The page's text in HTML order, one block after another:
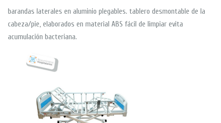
barandas laterales en aluminio plegables. tablero desmontable de la
cabeza/pie, elaborados en material ABS fácil de limpiar evita
acumulación bacteriana.